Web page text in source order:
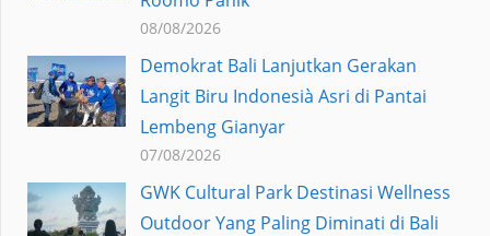
08/08/2026
Demokrat Bali Lanjutkan Gerakan
Langit Biru Indonesià Asri di Pantai
Lembeng Gianyar
07/08/2026
GWK Cultural Park Destinasi Wellness
Outdoor Yang Paling Diminati di Bali